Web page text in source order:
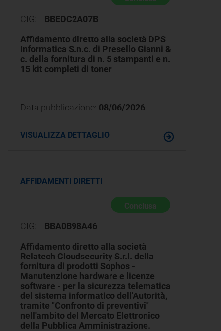
CIG:
BBEDC2A07B
Affidamento diretto alla società DPS
Informatica S.n.c. di Presello Gianni &
c. della fornitura di n. 5 stampanti e n.
15 kit completi di toner
Data pubblicazione: 08/06/2026
VISUALIZZA DETTAGLIO
AFFIDAMENTI DIRETTI
Conclusa
CIG:
BBA0B98A46
Affidamento diretto alla società
Relatech Cloudsecurity S.r.l. della
fornitura di prodotti Sophos -
Manutenzione hardware e licenze
software - per la sicurezza telematica
del sistema informatico dell'Autorità,
tramite "Confronto di preventivi"
nell'ambito del Mercato Elettronico
della Pubblica Amministrazione.